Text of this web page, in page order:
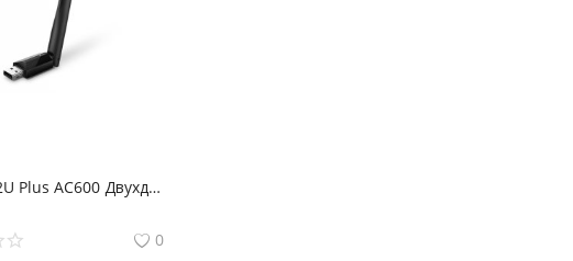
Archer T2U Plus AC600 Двухдиапазонный Wi‑Fi USB‑адаптер высокого усиления
0